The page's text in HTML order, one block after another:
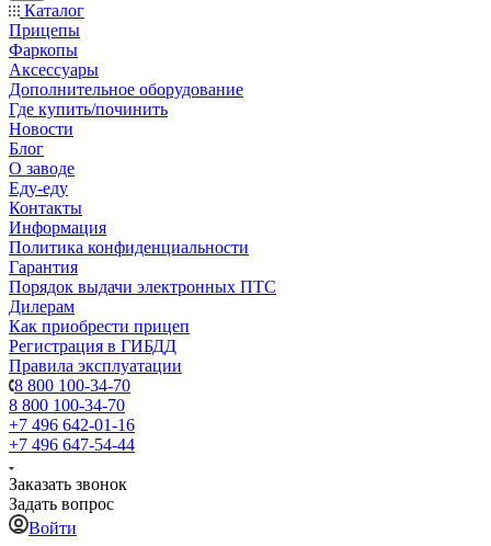
Каталог
Прицепы
Фаркопы
Аксессуары
Дополнительное оборудование
Где купить/починить
Новости
Блог
О заводе
Еду-еду
Контакты
Информация
Политика конфиденциальности
Гарантия
Порядок выдачи электронных ПТС
Дилерам
Как приобрести прицеп
Регистрация в ГИБДД
Правила эксплуатации
8 800 100-34-70
8 800 100-34-70
+7 496 642-01-16
+7 496 647-54-44
Заказать звонок
Задать вопрос
Войти